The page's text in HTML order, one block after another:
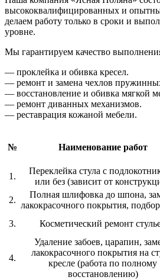
высококвалифицированных и
делаем работу только в сроки и
уровне.
Мы гарантируем качество
— проклейка и обивка кресел.
— ремонт и замена чехлов
— восстановление и обивка мягкой
— ремонт диванных механизмов.
— реставрация кожаной мебели.
№ Наименование работ
1.
Переклейка стула с
или без (зависит от
2.
Полная шлифовка до шпона,
лакокрасочного покрытия,
3.
Косметический ремонт
4.
Удаление забоев, царапин,
лакокрасочного покрытия на
кресле (работа по полному
восстановлению)